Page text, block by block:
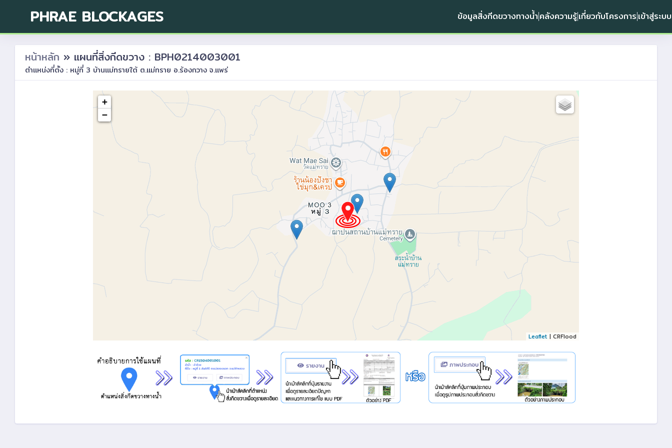
PHRAE BLOCKAGES ข้อมูลสิ่งกีดขวางทางน้ำ คลังความรู้เกี่ยวกับโครงการ เข้าสู่ระบบ
หน้าหลัก » แผนที่สิ่งกีดขวาง : BPH0214003001
ตำแหน่งที่ตั้ง : หมู่ที่ 3 บ้านแม่ทรายใต้ ต.แม่ทราย อ.ร้องกวาง จ.แพร่
+
−
Leaflet| CRFlood